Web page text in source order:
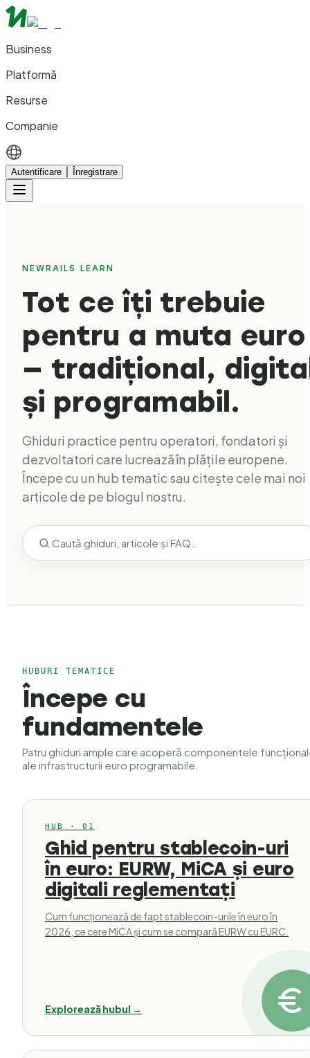
Business
Platformă
Resurse
Companie
Autentificare Înregistrare
NEWRAILS LEARN
Tot ce îți trebuie
pentru a muta euro
— tradițional,
și programabil.
Ghiduri practice pentru operatori, fondatori și
dezvoltatori care lucrează în plățile europene.
Începe cu un hub tematic sau citește cele mai noi
articole de pe blogul nostru.
HUBURI TEMATICE
Începe cu
fundamentele
Patru ghiduri ample care acoperă componentele
ale infrastructurii euro programabile.
HUB · 01
Ghid pentru stablecoin-uri
în euro: EURW, MiCA și euro
digitali reglementați
Cum funcționează de fapt stablecoin-urile în euro în
2026, ce cere MiCA și cum se compară EURW cu EURC.
Explorează hubul →